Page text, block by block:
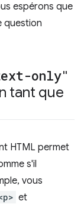
espérons que
question
only"
tant que
HTML permet
s'il
vous
et